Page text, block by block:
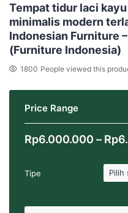
Tempat tidur laci
minimalis modern
Indonesian Furniture
(Furniture Indonesia)
1800 People viewed this
Price Range
Rp6.000.000 – Rp
Tipe